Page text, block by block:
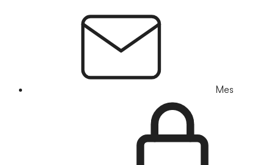
Mes